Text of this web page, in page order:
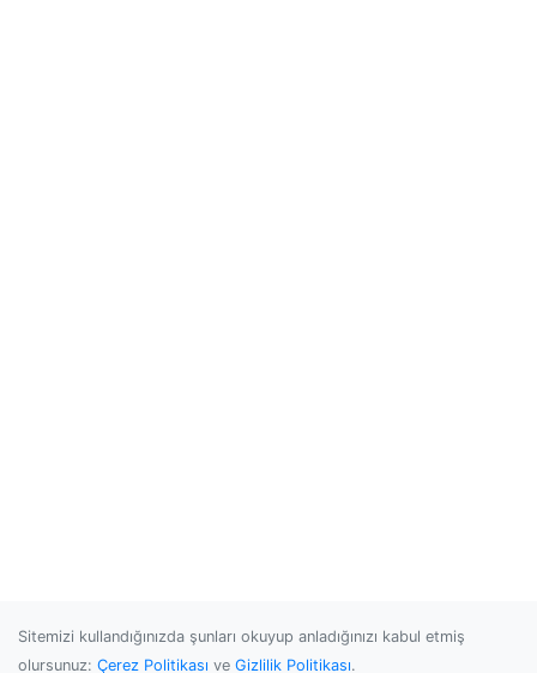
Sitemizi kullandığınızda şunları okuyup anladığınızı kabul etmiş
olursunuz: Çerez Politikası ve Gizlilik Politikası.